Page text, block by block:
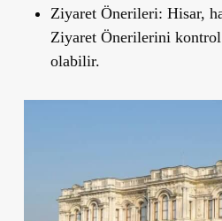
Ziyaret Önerileri: Hisar,
Ziyaret Önerilerini
olabilir.